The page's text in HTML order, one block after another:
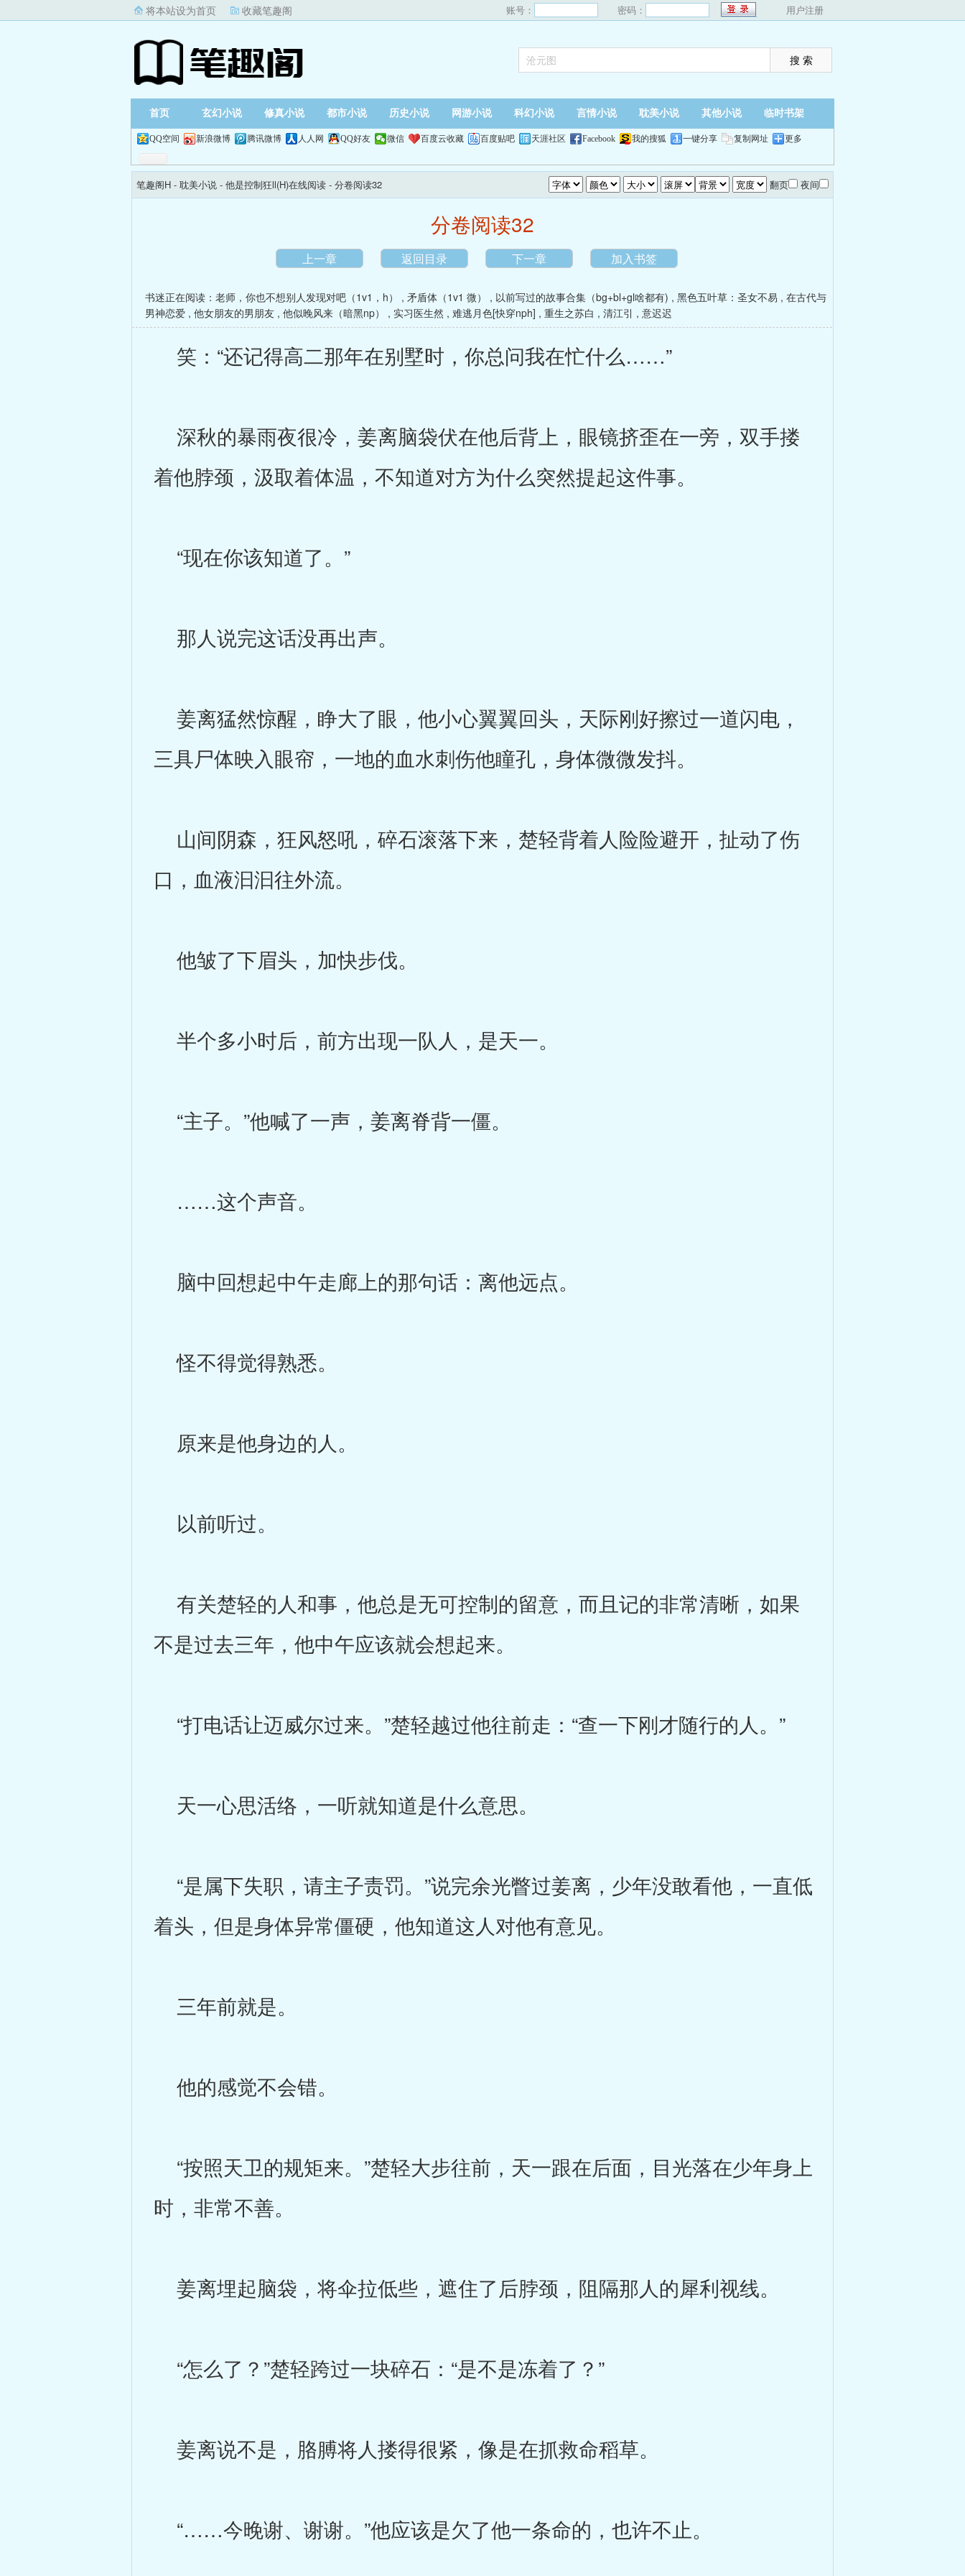
将本站设为首页 收藏笔趣阁 账号： 密码： 用户注册
首页 玄幻小说 修真小说 都市小说 历史小说 网游小说 科幻小说 言情小说 耽美小说 其他小说 临时书架
QQ空间 新浪微博 腾讯微博 人人网 QQ好友 微信 百度云收藏 百度贴吧 天涯社区 Facebook 我的搜狐 一键分享 复制网址 更多
笔趣阁H - 耽美小说 - 他是控制狂ll(H)在线阅读 - 分卷阅读32 翻页 夜间
分卷阅读32
上一章 返回目录 下一章 加入书签
书迷正在阅读： 老师，你也不想别人发现对吧（1v1，h） , 矛盾体（1v1 微） , 以前写过的故事合集（bg+bl+gl啥都有) , 黑色五叶草：圣女不易 , 在古代与
男神恋爱 , 他女朋友的男朋友 , 他似晚风来（暗黑np） , 实习医生然 , 难逃月色[快穿nph] , 重生之苏白 , 清江引 , 意迟迟
笑：“还记得高二那年在别墅时，你总问我在忙什么……”
深秋的暴雨夜很冷，姜离脑袋伏在他后背上，眼镜挤歪在一旁，双手搂
着他脖颈，汲取着体温，不知道对方为什么突然提起这件事。
“现在你该知道了。”
那人说完这话没再出声。
姜离猛然惊醒，睁大了眼，他小心翼翼回头，天际刚好擦过一道闪电，
三具尸体映入眼帘，一地的血水刺伤他瞳孔，身体微微发抖。
山间阴森，狂风怒吼，碎石滚落下来，楚轻背着人险险避开，扯动了伤
口，血液汩汩往外流。
他皱了下眉头，加快步伐。
半个多小时后，前方出现一队人，是天一。
“主子。”他喊了一声，姜离脊背一僵。
……这个声音。
脑中回想起中午走廊上的那句话：离他远点。
怪不得觉得熟悉。
原来是他身边的人。
以前听过。
有关楚轻的人和事，他总是无可控制的留意，而且记的非常清晰，如果
不是过去三年，他中午应该就会想起来。
“打电话让迈威尔过来。”楚轻越过他往前走：“查一下刚才随行的人。”
天一心思活络，一听就知道是什么意思。
“是属下失职，请主子责罚。”说完余光瞥过姜离，少年没敢看他，一直低
着头，但是身体异常僵硬，他知道这人对他有意见。
三年前就是。
他的感觉不会错。
“按照天卫的规矩来。”楚轻大步往前，天一跟在后面，目光落在少年身上
时，非常不善。
姜离埋起脑袋，将伞拉低些，遮住了后脖颈，阻隔那人的犀利视线。
“怎么了？”楚轻跨过一块碎石：“是不是冻着了？”
姜离说不是，胳膊将人搂得很紧，像是在抓救命稻草。
“……今晚谢、谢谢。”他应该是欠了他一条命的，也许不止。